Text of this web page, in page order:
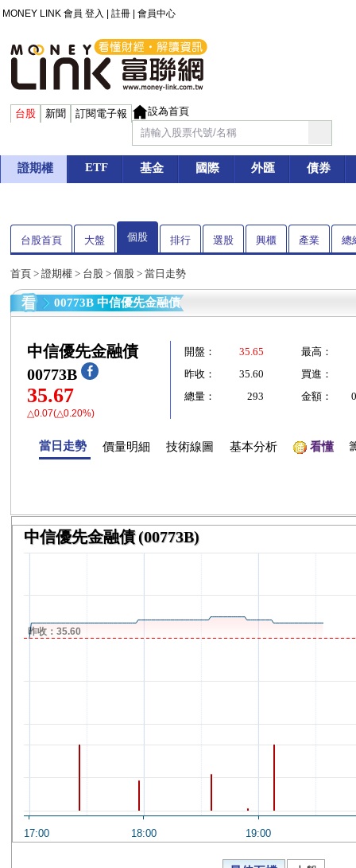
MONEY LINK 會員 登入 註冊 會員中心
台股 新聞 訂閱電子報 設為首頁
證期權 ETF 基金 國際 外匯 債券
台股首頁 大盤 個股 排行 選股 興櫃 產業 總
首頁 > 證期權 > 台股 > 個股 > 當日走勢
00773B 中信優先金融債
中信優先金融債
00773B
35.67
△0.07(△0.20%)
開盤： 35.65
最高：
昨收：
35.60
買進：
總量：
293 金額：
當日走勢 價量明細 技術線圖 基本分析 看懂